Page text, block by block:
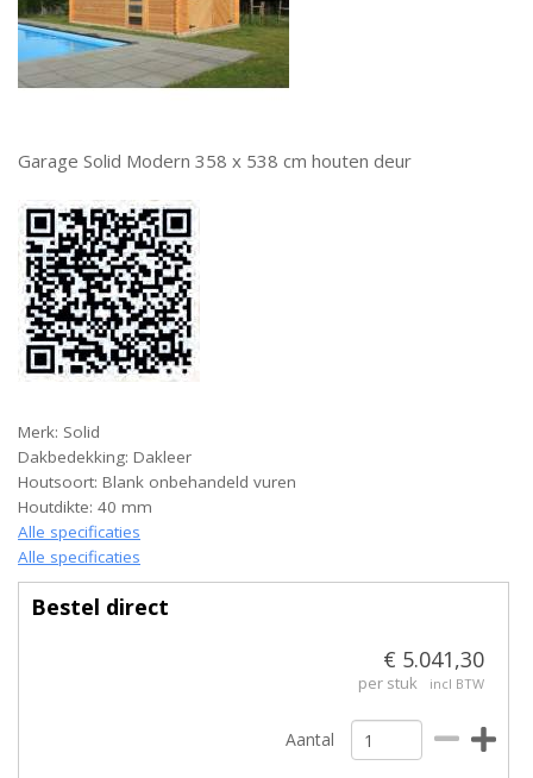
Garage Solid Modern 358 x 538 cm houten deur
Merk: Solid
Dakbedekking: Dakleer
Houtsoort: Blank onbehandeld vuren
Houtdikte: 40 mm
Alle specificaties
Alle specificaties
Bestel direct
€ 5.041,30
per stuk incl BTW
Aantal